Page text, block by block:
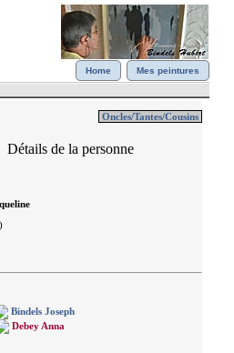
Home Mes peintures